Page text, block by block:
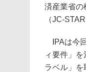
済産業省の
（JC-
IPAは今
ィ要件」
ラベル」